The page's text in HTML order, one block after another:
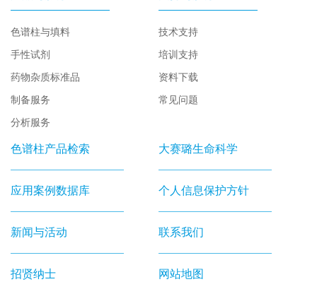
色谱柱与填料
手性试剂
药物杂质标准品
制备服务
分析服务
技术支持
培训支持
资料下载
常见问题
色谱柱产品检索
应用案例数据库
新闻与活动
招贤纳士
大赛璐生命科学
个人信息保护方针
联系我们
网站地图